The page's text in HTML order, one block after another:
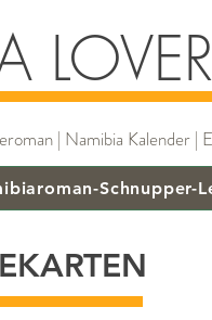
| Namibia Kalender |
Schnupper-